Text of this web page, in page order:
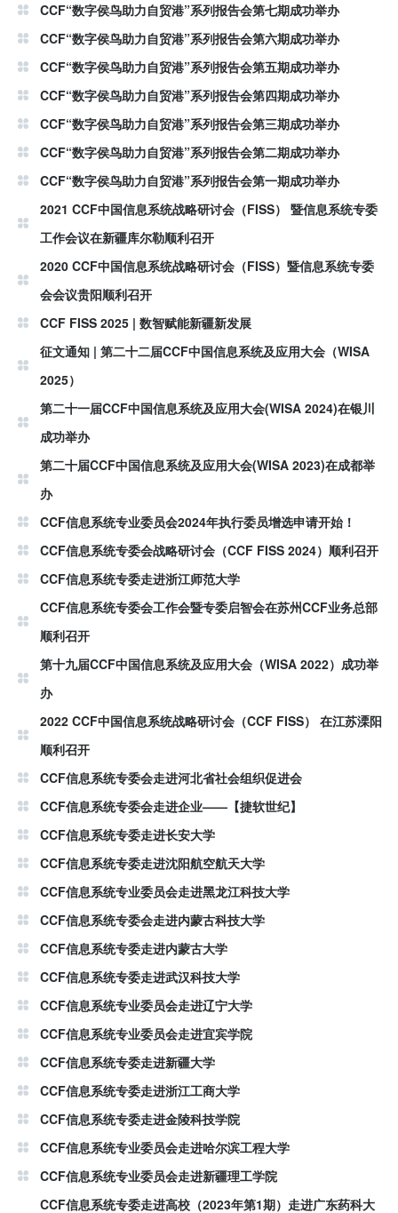
CCF“数字侯鸟助力自贸港”系列报告会第七期成功举办
CCF“数字侯鸟助力自贸港”系列报告会第六期成功举办
CCF“数字侯鸟助力自贸港”系列报告会第五期成功举办
CCF“数字侯鸟助力自贸港”系列报告会第四期成功举办
CCF“数字侯鸟助力自贸港”系列报告会第三期成功举办
CCF“数字侯鸟助力自贸港”系列报告会第二期成功举办
CCF“数字侯鸟助力自贸港”系列报告会第一期成功举办
2021 CCF中国信息系统战略研讨会（FISS） 暨信息系统专委
工作会议在新疆库尔勒顺利召开
2020 CCF中国信息系统战略研讨会（FISS）暨信息系统专委
会会议贵阳顺利召开
CCF FISS 2025 | 数智赋能新疆新发展
征文通知 | 第二十二届CCF中国信息系统及应用大会（WISA
2025）
第二十一届CCF中国信息系统及应用大会(WISA 2024)在银川
成功举办
第二十届CCF中国信息系统及应用大会(WISA 2023)在成都举
办
CCF信息系统专业委员会2024年执行委员增选申请开始！
CCF信息系统专委会战略研讨会（CCF FISS 2024）顺利召开
CCF信息系统专委走进浙江师范大学
CCF信息系统专委会工作会暨专委启智会在苏州CCF业务总部
顺利召开
第十九届CCF中国信息系统及应用大会（WISA 2022）成功举
办
2022 CCF中国信息系统战略研讨会（CCF FISS） 在江苏溧阳
顺利召开
CCF信息系统专委会走进河北省社会组织促进会
CCF信息系统专委会走进企业——【捷软世纪】
CCF信息系统专委走进长安大学
CCF信息系统专委走进沈阳航空航天大学
CCF信息系统专业委员会走进黑龙江科技大学
CCF信息系统专委会走进内蒙古科技大学
CCF信息系统专委走进内蒙古大学
CCF信息系统专委走进武汉科技大学
CCF信息系统专业委员会走进辽宁大学
CCF信息系统专业委员会走进宜宾学院
CCF信息系统专委走进新疆大学
CCF信息系统专委走进浙江工商大学
CCF信息系统专委走进金陵科技学院
CCF信息系统专业委员会走进哈尔滨工程大学
CCF信息系统专业委员会走进新疆理工学院
CCF信息系统专委走进高校（2023年第1期）走进广东药科大